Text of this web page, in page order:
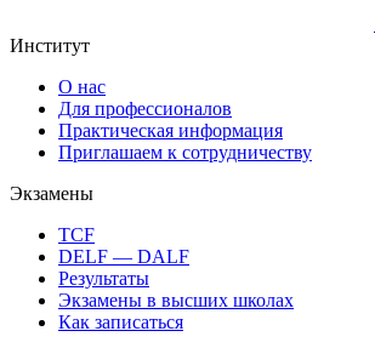
Институт
О нас
Для профессионалов
Практическая информация
Приглашаем к сотрудничеству
Экзамены
TCF
DELF — DALF
Результаты
Экзамены в высших школах
Как записаться